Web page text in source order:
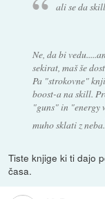
ali se da
Ne, da bi
sekirat, maš še
Pa "strokovne"
boost-a na skill.
"guns" in "energy
muho sklati z neba.
Tiste knjige ki ti dajo
časa.